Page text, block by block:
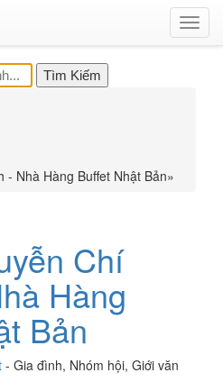
- Nhà Hàng Buffet Nhật Bản»
Chí
Hàng
Bản
- Gia đình, Nhóm hội, Giới văn